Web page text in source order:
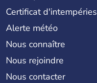
Certificat d'intempéries
Alerte météo
Nous connaître
Nous rejoindre
Nous contacter